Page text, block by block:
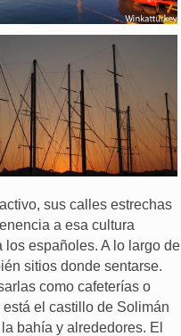
sus calles estrechas
a esa cultura
los españoles. A lo largo de
sitios donde sentarse.
como cafeterías o
el castillo de Solimán
bahía y alrededores. El